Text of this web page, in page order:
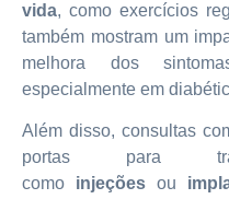
vida, como exercícios
também mostram um
melhora dos
especialmente em
Além disso, consultas
portas para
como injeçõesou